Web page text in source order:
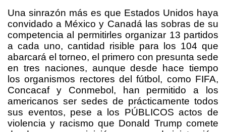
Una sinrazón más es que Estados Unidos haya
convidado a México y Canadá las sobras de su
competencia al permitirles organizar 13 partidos
a cada uno, cantidad risible para los 104 que
abarcará el torneo, el primero con presunta sede
en tres naciones, aunque desde hace tiempo
los organismos rectores del fútbol, como FIFA,
Concacaf y Conmebol, han permitido a los
americanos ser sedes de prácticamente todos
sus eventos, pese a los PÚBLICOS actos de
violencia y racismo que Donald Trump comete